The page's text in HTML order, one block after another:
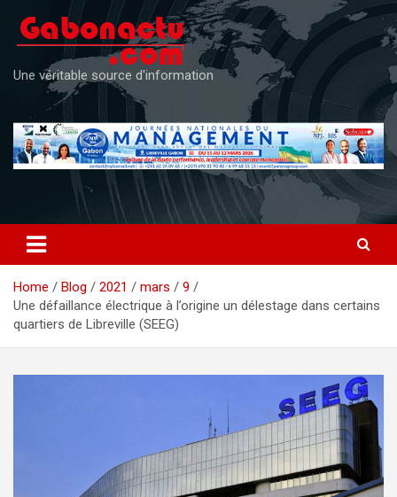
content
Une véritable source d'information
Home Blog 2021 mars
9
Une défaillance électrique à l’origine un délestage dans certains
quartiers de Libreville (SEEG)